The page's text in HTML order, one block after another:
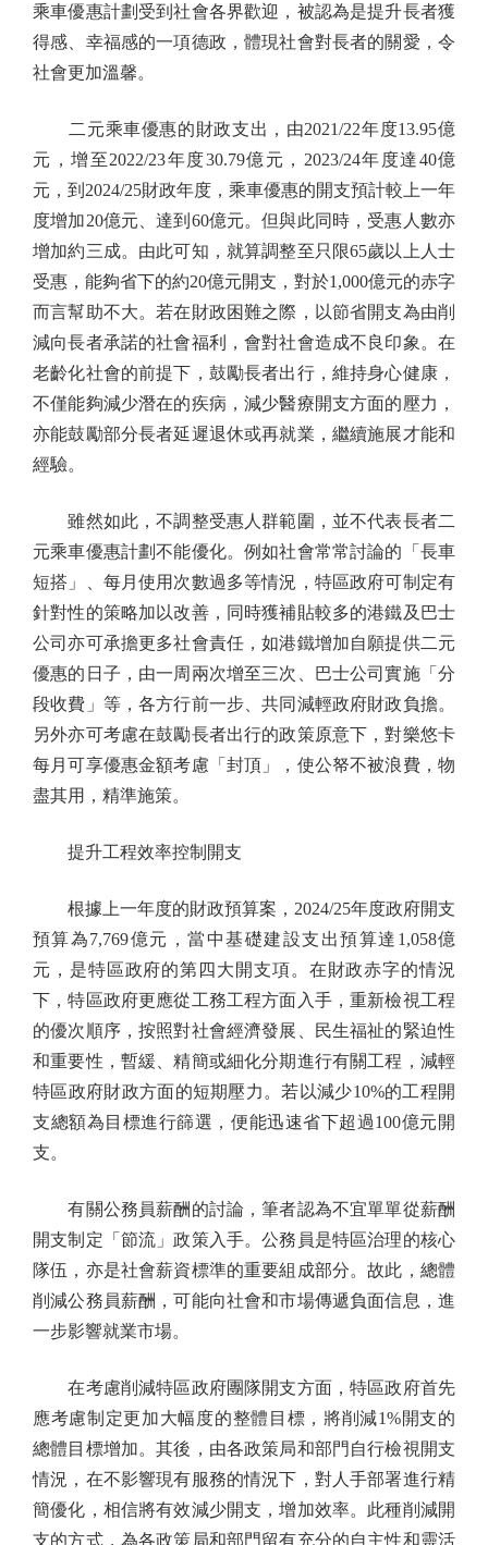
乘車優惠計劃受到社會各界歡迎，被認為是提升長者獲
得感、幸福感的一項德政，體現社會對長者的關愛，令
社會更加溫馨。
二元乘車優惠的財政支出，由2021/22年度13.95億
元，增至2022/23年度30.79億元，2023/24年度達40億
元，到2024/25財政年度，乘車優惠的開支預計較上一年
度增加20億元、達到60億元。但與此同時，受惠人數亦
增加約三成。由此可知，就算調整至只限65歲以上人士
受惠，能夠省下的約20億元開支，對於1,000億元的赤字
而言幫助不大。若在財政困難之際，以節省開支為由削
減向長者承諾的社會福利，會對社會造成不良印象。在
老齡化社會的前提下，鼓勵長者出行，維持身心健康，
不僅能夠減少潛在的疾病，減少醫療開支方面的壓力，
亦能鼓勵部分長者延遲退休或再就業，繼續施展才能和
經驗。
雖然如此，不調整受惠人群範圍，並不代表長者二
元乘車優惠計劃不能優化。例如社會常常討論的「長車
短搭」、每月使用次數過多等情況，特區政府可制定有
針對性的策略加以改善，同時獲補貼較多的港鐵及巴士
公司亦可承擔更多社會責任，如港鐵增加自願提供二元
優惠的日子，由一周兩次增至三次、巴士公司實施「分
段收費」等，各方行前一步、共同減輕政府財政負擔。
另外亦可考慮在鼓勵長者出行的政策原意下，對樂悠卡
每月可享優惠金額考慮「封頂」，使公帑不被浪費，物
盡其用，精準施策。
提升工程效率控制開支
根據上一年度的財政預算案，2024/25年度政府開支
預算為7,769億元，當中基礎建設支出預算達1,058億
元，是特區政府的第四大開支項。在財政赤字的情況
下，特區政府更應從工務工程方面入手，重新檢視工程
的優次順序，按照對社會經濟發展、民生福祉的緊迫性
和重要性，暫緩、精簡或細化分期進行有關工程，減輕
特區政府財政方面的短期壓力。若以減少10%的工程開
支總額為目標進行篩選，便能迅速省下超過100億元開
支。
有關公務員薪酬的討論，筆者認為不宜單單從薪酬
開支制定「節流」政策入手。公務員是特區治理的核心
隊伍，亦是社會薪資標準的重要組成部分。故此，總體
削減公務員薪酬，可能向社會和市場傳遞負面信息，進
一步影響就業市場。
在考慮削減特區政府團隊開支方面，特區政府首先
應考慮制定更加大幅度的整體目標，將削減1%開支的
總體目標增加。其後，由各政策局和部門自行檢視開支
情況，在不影響現有服務的情況下，對人手部署進行精
簡優化，相信將有效減少開支，增加效率。此種削減開
支的方式，為各政策局和部門留有充分的自主性和靈活